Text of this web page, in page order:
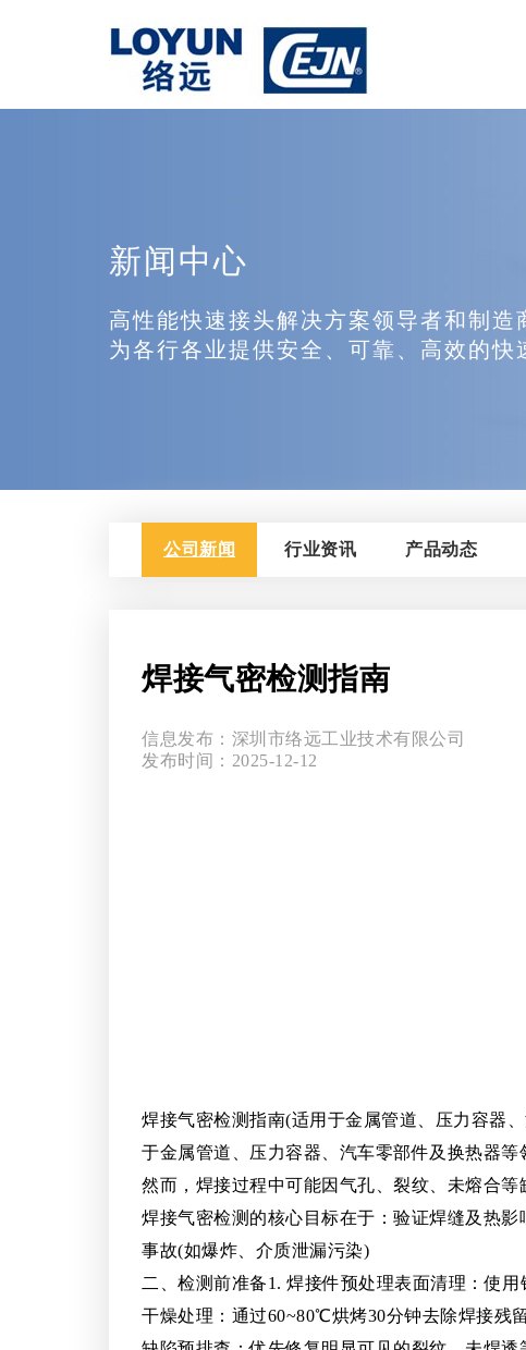
新闻中心
高性能快速接头解决方案领导者和制造
为各行各业提供安全、可靠、高效的快
公司新闻 行业资讯 产品动态
焊接气密检测指南
信息发布：深圳市络远工业技术有限公司
发布时间：2025-12-12
焊接气密检测指南(适用于金属管道、压力容器
于金属管道、压力容器、汽车零部件及换热器等
然而，焊接过程中可能因气孔、裂纹、未熔合
焊接气密检测的核心目标在于：验证焊缝及热
事故(如爆炸、介质泄漏污染)
二、检测前准备1. 焊接件预处理表面清理：使
干燥处理：通过60~80℃烘烤30分钟去除焊接残